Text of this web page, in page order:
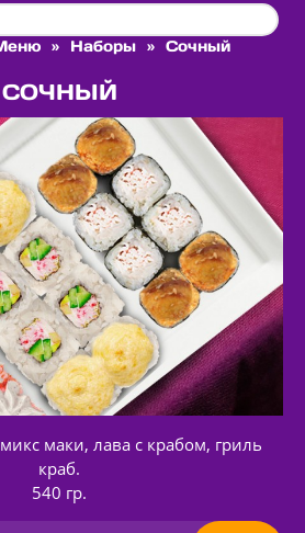
» Наборы » Сочный
СОЧНЫЙ
маки, лава с крабом, гриль
краб.
540 гр.